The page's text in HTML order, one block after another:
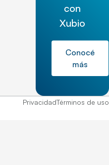
con
Xubio
Conocé
más
PrivacidadTérminos de uso